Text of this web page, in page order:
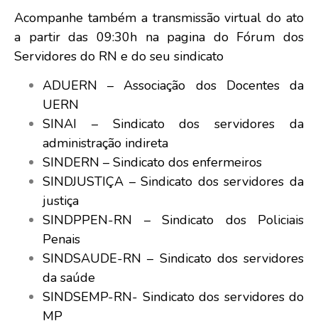
Acompanhe também a transmissão virtual do ato
a partir das 09:30h na pagina do Fórum dos
Servidores do RN e do seu sindicato
ADUERN – Associação dos Docentes da
UERN
SINAI – Sindicato dos servidores da
administração indireta
SINDERN – Sindicato dos enfermeiros
SINDJUSTIÇA – Sindicato dos servidores da
justiça
SINDPPEN-RN – Sindicato dos Policiais
Penais
SINDSAUDE-RN – Sindicato dos servidores
da saúde
SINDSEMP-RN- Sindicato dos servidores do
MP